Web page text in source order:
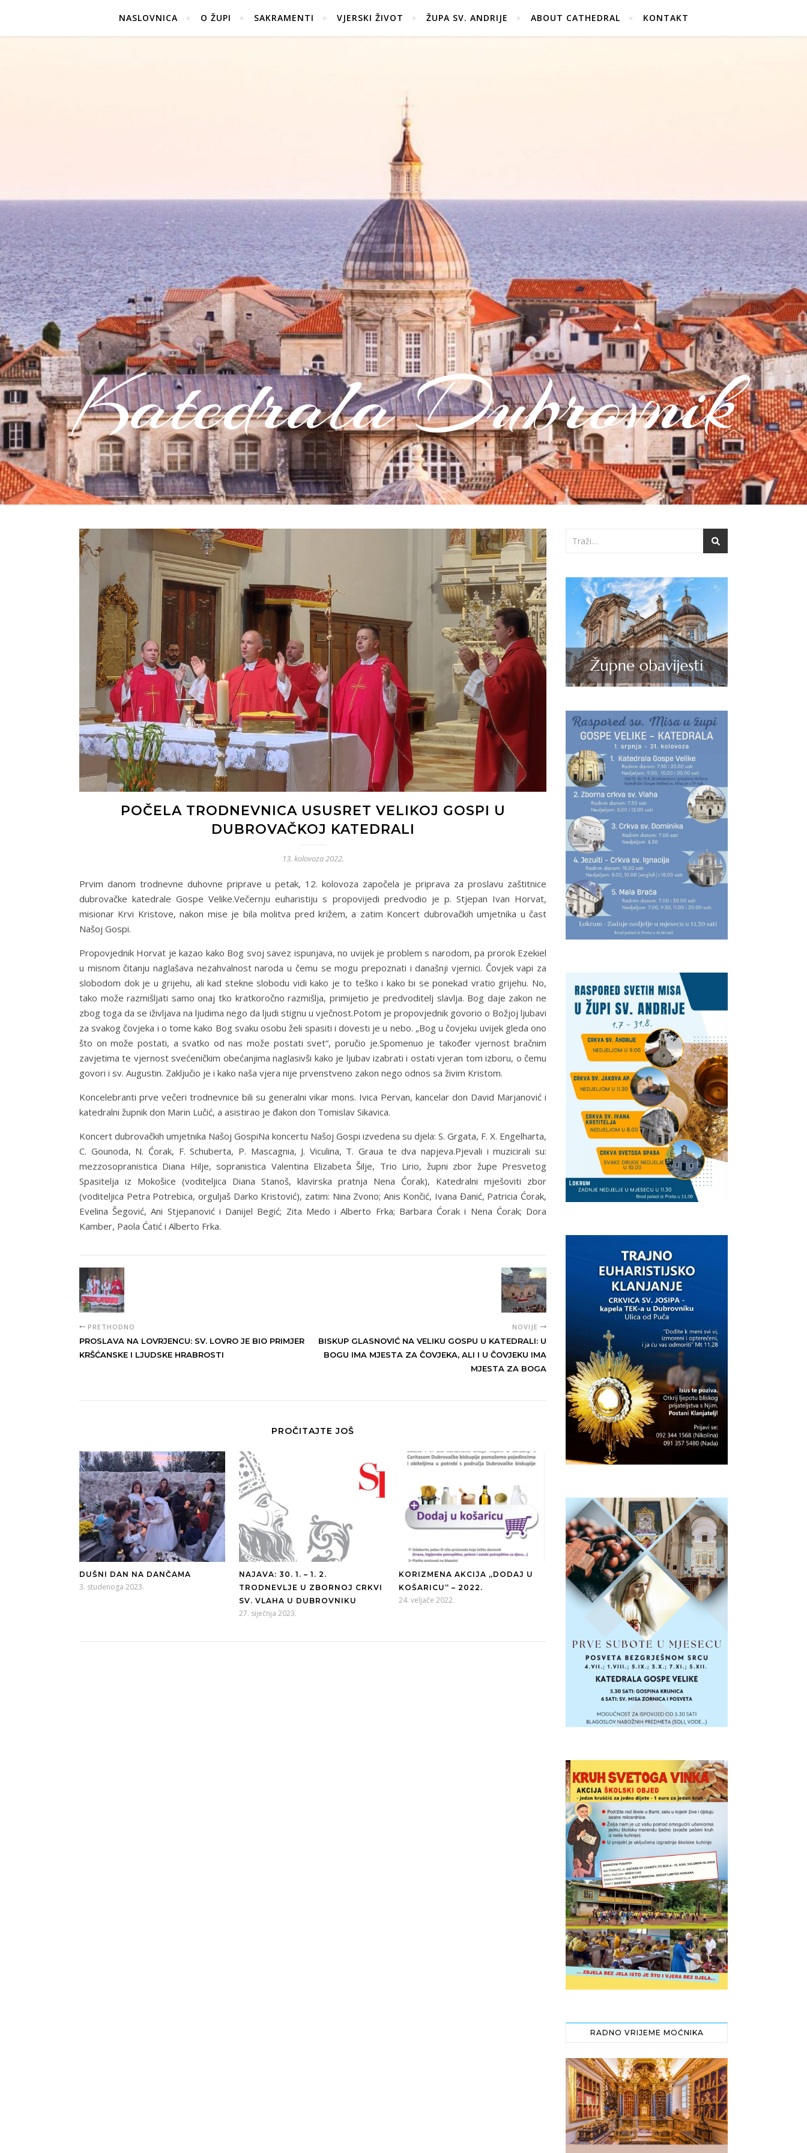
NASLOVNICA O ŽUPI SAKRAMENTI VJERSKI ŽIVOT ŽUPA SV. ANDRIJE ABOUT CATHEDRAL KONTAKT
Katedrala Dubrovnik
POČELA TRODNEVNICA USUSRET VELIKOJ GOSPI U
DUBROVAČKOJ KATEDRALI
13. kolovoza 2022.
Prvim danom trodnevne duhovne priprave u petak, 12. kolovoza započela je priprava za proslavu zaštitnice
dubrovačke katedrale Gospe Velike.Večernju euharistiju s propovijedi predvodio je p. Stjepan Ivan Horvat,
misionar Krvi Kristove, nakon mise je bila molitva pred križem, a zatim Koncert dubrovačkih umjetnika u čast
Našoj Gospi.
Propovjednik Horvat je kazao kako Bog svoj savez ispunjava, no uvijek je problem s narodom, pa prorok Ezekiel
u misnom čitanju naglašava nezahvalnost naroda u čemu se mogu prepoznati i današnji vjernici. Čovjek vapi za
slobodom dok je u grijehu, ali kad stekne slobodu vidi kako je to teško i kako bi se ponekad vratio grijehu. No,
tako može razmišljati samo onaj tko kratkoročno razmišlja, primijetio je predvoditelj slavlja. Bog daje zakon ne
zbog toga da se iživljava na ljudima nego da ljudi stignu u vječnost.Potom je propovjednik govorio o Božjoj ljubavi
za svakog čovjeka i o tome kako Bog svaku osobu želi spasiti i dovesti je u nebo. „Bog u čovjeku uvijek gleda ono
što on može postati, a svatko od nas može postati svet“, poručio je.Spomenuo je također vjernost bračnim
zavjetima te vjernost svećeničkim obećanjima naglasivši kako je ljubav izabrati i ostati vjeran tom izboru, o čemu
govori i sv. Augustin. Zaključio je i kako naša vjera nije prvenstveno zakon nego odnos sa živim Kristom.
Koncelebranti prve večeri trodnevnice bili su generalni vikar mons. Ivica Pervan, kancelar don David Marjanović i
katedralni župnik don Marin Lučić, a asistirao je đakon don Tomislav Sikavica.
Koncert dubrovačkih umjetnika Našoj GospiNa koncertu Našoj Gospi izvedena su djela: S. Grgata, F. X. Engelharta,
C. Gounoda, N. Ćorak, F. Schuberta, P. Mascagnia, J. Viculina, T. Graua te dva napjeva.Pjevali i muzicirali su:
mezzosopranistica Diana Hilje, sopranistica Valentina Elizabeta Šilje, Trio Lirio, župni zbor župe Presvetog
Spasitelja iz Mokošice (voditeljica Diana Stanoš, klavirska pratnja Nena Ćorak), Katedralni mješoviti zbor
(voditeljica Petra Potrebica, orguljaš Darko Kristović), zatim: Nina Zvono; Anis Končić, Ivana Đanić, Patricia Ćorak,
Evelina Šegović, Ani Stjepanović i Danijel Begić; Zita Medo i Alberto Frka; Barbara Ćorak i Nena Ćorak; Dora
Kamber, Paola Ćatić i Alberto Frka.
PRETHODNO
PROSLAVA NA LOVRJENCU: SV. LOVRO JE BIO PRIMJER
KRŠĆANSKE I LJUDSKE HRABROSTI
NOVIJE
BISKUP GLASNOVIĆ NA VELIKU GOSPU U KATEDRALI: U
BOGU IMA MJESTA ZA ČOVJEKA, ALI I U ČOVJEKU IMA
MJESTA ZA BOGA
PROČITAJTE JOŠ
DUŠNI DAN NA DANČAMA
3. studenoga 2023.
NAJAVA: 30. 1. – 1. 2.
TRODNEVLJE U ZBORNOJ CRKVI
SV. VLAHA U DUBROVNIKU
27. siječnja 2023.
KORIZMENA AKCIJA „DODAJ U
KOŠARICU“ – 2022.
24. veljače 2022.
RADNO VRIJEME MOĆNIKA